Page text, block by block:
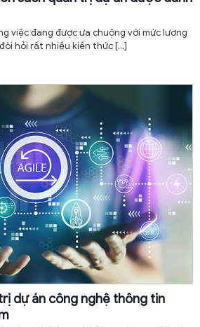
việc đang được ưa chuộng với mức lương
hỏi rất nhiều kiến thức[…]
dự án công nghệ thông tin